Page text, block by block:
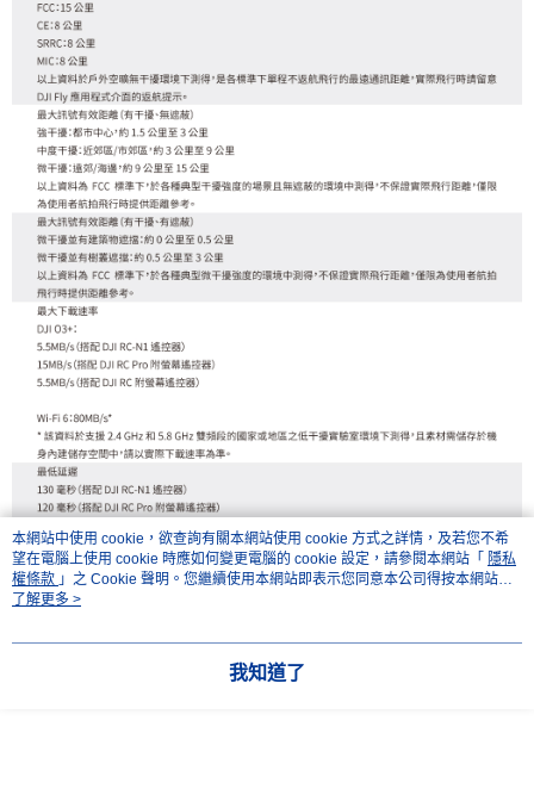
本網站中使用 cookie，欲查詢有關本網站使用 cookie 方式之詳情，及若您不希
望在電腦上使用 cookie 時應如何變更電腦的 cookie 設定，請參閱本網站「 隱私
權條款 」之 Cookie 聲明。您繼續使用本網站即表示您同意本公司得按本網站使
用條款之 Cookie 聲明使用 cookie。
了解更多 >
我知道了